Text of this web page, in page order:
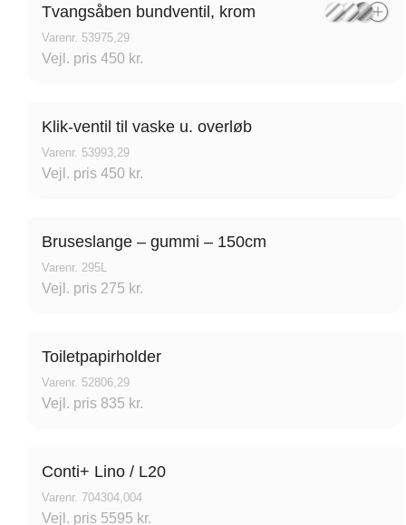
Tvangsåben bundventil, krom
Varenr. 53975,29
Vejl. pris 450 kr.
Klik-ventil til vaske u. overløb
Varenr. 53993,29
Vejl. pris 450 kr.
Bruseslange – gummi – 150cm
Varenr. 295L
Vejl. pris 275 kr.
Toiletpapirholder
Varenr. 52806,29
Vejl. pris 835 kr.
Conti+ Lino / L20
Varenr. 704304,004
Vejl. pris 5595 kr.